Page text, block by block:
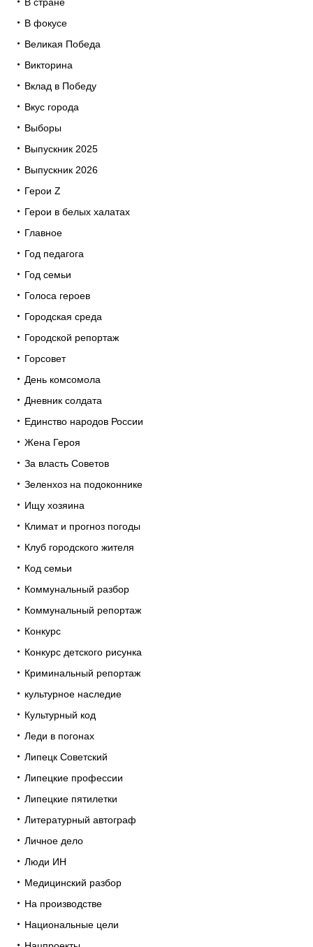
В стране
В фокусе
Великая Победа
Викторина
Вклад в Победу
Вкус города
Выборы
Выпускник 2025
Выпускник 2026
Герои Z
Герои в белых халатах
Главное
Год педагога
Год семьи
Голоса героев
Городская среда
Городской репортаж
Горсовет
День комсомола
Дневник солдата
Единство народов России
Жена Героя
За власть Советов
Зеленхоз на подоконнике
Ищу хозяина
Климат и прогноз погоды
Клуб городского жителя
Код семьи
Коммунальный разбор
Коммунальный репортаж
Конкурс
Конкурс детского рисунка
Криминальный репортаж
культурное наследие
Культурный код
Леди в погонах
Липецк Советский
Липецкие профессии
Липецкие пятилетки
Литературный автограф
Личное дело
Люди ИН
Медицинский разбор
На производстве
Национальные цели